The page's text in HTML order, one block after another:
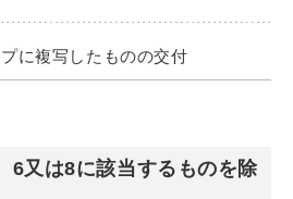
に複写したものの交付
6又は8に該当するものを除